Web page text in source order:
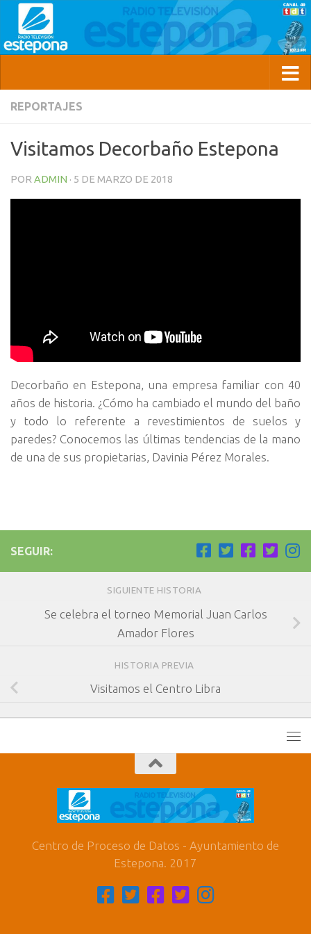
REPORTAJES
Visitamos Decorbaño Estepona
POR ADMIN · 5 DE MARZO DE 2018
Decorbaño en Estepona, una empresa familiar con 40
años de historia. ¿Cómo ha cambiado el mundo del baño
y todo lo referente a revestimientos de suelos y
paredes? Conocemos las últimas tendencias de la mano
de una de sus propietarias, Davinia Pérez Morales.
SEGUIR:
SIGUIENTE HISTORIA
Se celebra el torneo Memorial Juan Carlos
Amador Flores
HISTORIA PREVIA
Visitamos el Centro Libra
Centro de Proceso de Datos - Ayuntamiento de
Estepona. 2017